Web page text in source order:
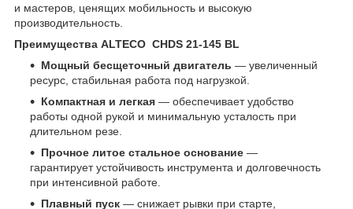
и мастеров, ценящих мобильность и высокую
производительность.
Преимущества ALTECO CHDS 21-145 BL
Мощный бесщеточный двигатель — увеличенный
ресурс, стабильная работа под нагрузкой.
Компактная и легкая — обеспечивает удобство
работы одной рукой и минимальную усталость при
длительном резе.
Прочное литое стальное основание —
гарантирует устойчивость инструмента и долговечность
при интенсивной работе.
Плавный пуск — снижает рывки при старте,